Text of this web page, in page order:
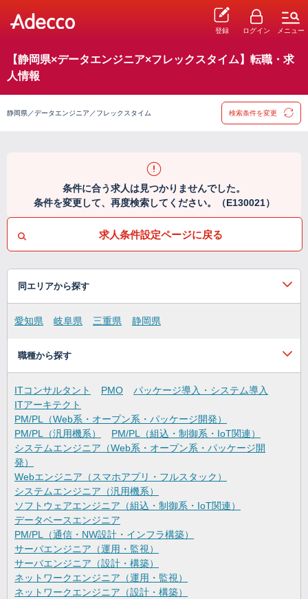
登録 ログイン メニュー
【静岡県×データエンジニア×フレックスタイム】転職・求
人情報
静岡県／データエンジニア／フレックスタイム 検索条件を変更
条件に合う求人は見つかりませんでした。
条件を変更して、再度検索してください。（E130021）
求人条件設定ページに戻る
同エリアから探す
愛知県 岐阜県 三重県 静岡県
職種から探す
ITコンサルタント PMO
パッケージ導入・システム導入
ITアーキテクト
PM/PL（Web系・オープン系・パッケージ開発）
PM/PL（汎用機系）
PM/PL（組込・制御系・IoT関連）
システムエンジニア（Web系・オープン系・パッケージ開
発）
Webエンジニア（スマホアプリ・フルスタック）
システムエンジニア（汎用機系）
ソフトウェアエンジニア（組込・制御系・IoT関連）
データベースエンジニア
PM/PL（通信・NW設計・インフラ構築）
サーバエンジニア（運用・監視）
サーバエンジニア（設計・構築）
ネットワークエンジニア（運用・監視）
ネットワークエンジニア（設計・構築）